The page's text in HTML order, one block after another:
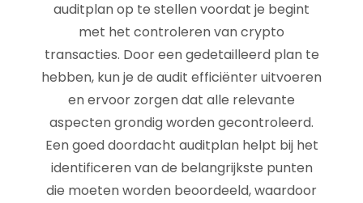
auditplan op te stellen voordat je begint
met het controleren van crypto
transacties. Door een gedetailleerd plan te
hebben, kun je de audit efficiënter uitvoeren
en ervoor zorgen dat alle relevante
aspecten grondig worden gecontroleerd.
Een goed doordacht auditplan helpt bij het
identificeren van de belangrijkste punten
die moeten worden beoordeeld, waardoor